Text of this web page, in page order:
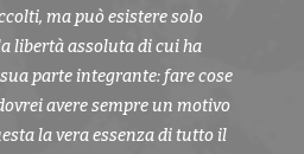
ma può esistere solo
libertà assoluta di cui ha
parte integrante: fare cose
avere sempre un motivo
la vera essenza di tutto il